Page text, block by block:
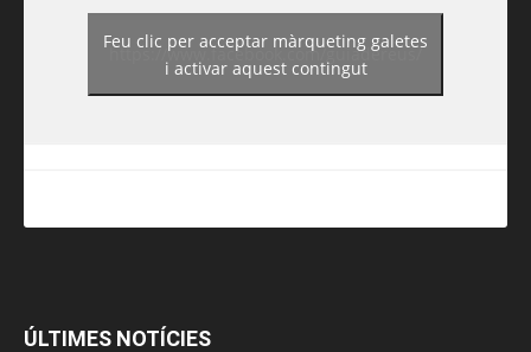
https://www.facebook.com/guiadereus/
Feu clic per acceptar màrqueting galetes
i activar aquest contingut
ÚLTIMES NOTÍCIES